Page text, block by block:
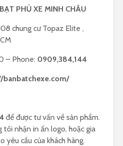
PHỦ XE MINH CHÂU
chung cư Topaz Elite ,
– Phone: 0909,384,144
banbatchexe.com/
để được tư vấn về sản phẩm.
tôi nhận in ấn logo, hoặc gia
yêu cầu của khách hàng.